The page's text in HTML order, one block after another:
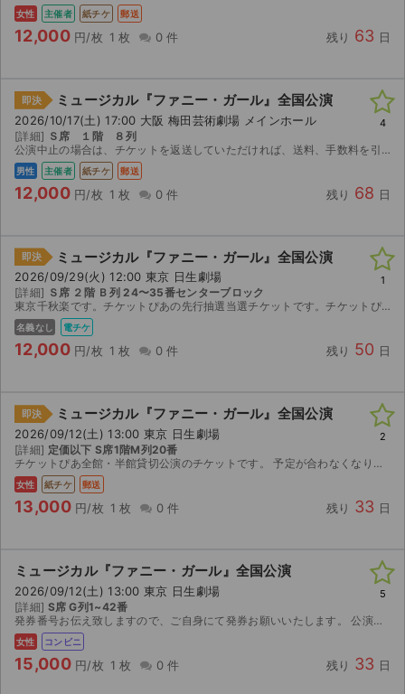
チケットジャム運営会社
チケットジャム利用規約
プライバシーポリシー
公演登録依頼
不正転売禁止法について
チケットジャムの取り組み
女性 主催者 紙チケ 郵送
12,000 円/枚 1 枚 0 件 残り 63 日
即決 ミュージカル『ファニー・ガール』全国公演
2026/10/17(土) 17:00 大阪 梅田芸術劇場 メインホール
[詳細] Ｓ席 １階 ８列
公演中止の場合は、チケットを返送していただければ、送料、手数料を引いて返金させていただきます。
男性 主催者 紙チケ 郵送
12,000 円/枚 1 枚 0 件 残り 68 日
4
即決 ミュージカル『ファニー・ガール』全国公演
2026/09/29(火) 12:00 東京 日生劇場
[詳細] Ｓ席 ２階 Ｂ列 24〜35番センターブロック
東京千秋楽です。チケットぴあの先行抽選当選チケットです。チケットぴあアプリで分配いたします。
名義なし 電チケ
12,000 円/枚 1 枚 0 件 残り 50 日
1
即決 ミュージカル『ファニー・ガール』全国公演
2026/09/12(土) 13:00 東京 日生劇場
[詳細] 定価以下 S席1階M列20番
チケットぴあ全館・半館貸切公演のチケットです。 予定が合わなくなり、出品致します。 購入確認でき次第、購入者に郵送致します。 追跡機能付きで、チケットを発送致します。 チケット届き次第、 受け...
女性 紙チケ 郵送
13,000 円/枚 1 枚 0 件 残り 33 日
2
ミュージカル『ファニー・ガール』全国公演
2026/09/12(土) 13:00 東京 日生劇場
[詳細] S席 G列1~42番
発券番号お伝え致しますので、ご自身にて発券お願いいたします。 公演が中止となった場合のみ、手数料を差し引いた金額を返金いたします。 取引確定後のキャンセルはお受けできません。 迅速で丁寧な対...
女性 コンビニ
15,000 円/枚 1 枚 0 件 残り 33 日
5